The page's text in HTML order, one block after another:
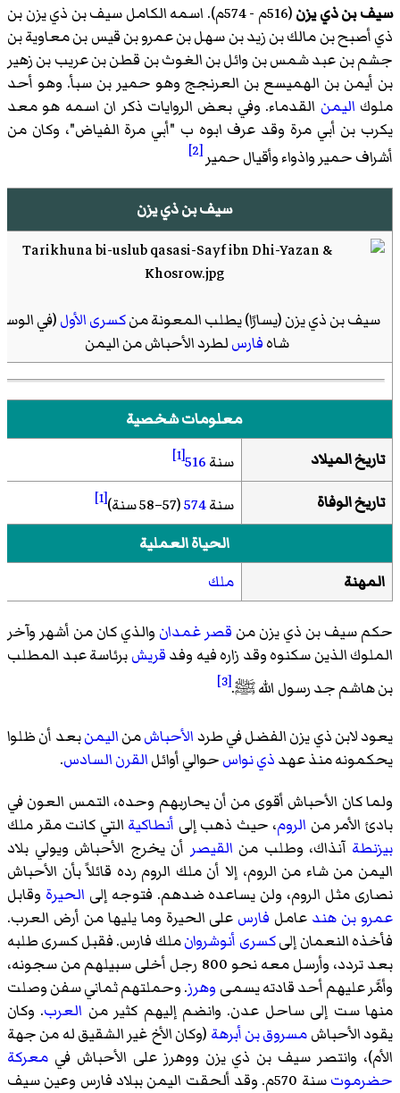
سيف بن ذي يزن
(516م - 574م). اسمه الكامل سيف بن ذي يزن بن
ذي أصبح بن مالك بن زيد بن سهل بن عمرو بن قيس بن معاوية بن
جشم بن عبد شمس بن وائل بن الغوث بن قطن بن عريب بن زهير
بن أيمن بن الهميسع بن العرنجج وهو حمير بن سبأ. وهو أحد
ملوك اليمن القدماء. وفي بعض الروايات ذكر ان اسمه هو معد
يكرب بن أبي مرة وقد عرف ابوه ب "أبي مرة الفياض"، وكان من
أشراف حمير واذواء وأقيال حمير [2]
سيف بن ذي يزن
سيف بن ذي يزن (يسارًا) يطلب المعونة منكسرى الأول(في
شاهفارسلطرد الأحباش من اليمن
معلومات شخصية
تاريخ الميلاد
سنة516
[1]
تاريخ الوفاة سنة574(57–58 سنة) [1]
الحياة العملية
المهنة
ملك
حكم سيف بن ذي يزن من قصر غمدان والذي كان من أشهر وآخر
الملوك الذين سكنوه وقد زاره فيه وفدقريشبرئاسة عبد المطلب
بن هاشم جد رسول اللهﷺ.
[3]
يعود لابن ذي يزن الفضل في طردالأحباشمناليمنبعد أن ظلوا
يحكمونه منذ عهدذي نواسحوالي أوائلالقرن السادس.
ولما كان الأحباش أقوى من أن يحاربهم وحده، التمس العون في
بادئ الأمر من الروم، حيث ذهب إلى أنطاكية التي كانت مقر ملك
بيزنطة آنذاك، وطلب من القيصر أن يخرج الأحباش ويولي بلاد
اليمن من شاء من الروم، إلا أن ملك الروم رده قائلاً بأن الأحباش
نصارى مثل الروم، ولن يساعده ضدهم. فتوجه إلى الحيرة وقابل
عمرو بن هند عامل فارس على الحيرة وما يليها من أرض العرب.
فأخذه النعمان إلىكسرى أنوشروانملك فارس. فقبل كسرى طلبه
بعد تردد، وأرسل معه نحو 800 رجل أخلى سبيلهم من سجونه،
وأمَّر عليهم أحد قادته يسمى وهرز. وحملتهم ثماني سفن وصلت
منها ست إلىساحل عدن. وانضم إليهم كثير من العرب. وكان
يقود الأحباشمسروق بن أبرهة (وكان الأخ غير الشقيق له من جهة
الأم)، وانتصر سيف بن ذي يزن ووهرز على الأحباش في معركة
حضرموت
سنة 570م. وقد ألحقت اليمن ببلاد فارس وعين سيف